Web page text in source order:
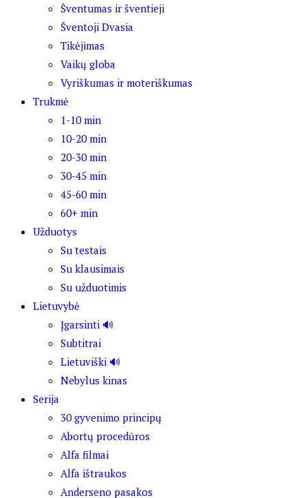
Šventumas ir šventieji
Šventoji Dvasia
Tikėjimas
Vaikų globa
Vyriškumas ir moteriškumas
Trukmė
1-10 min
10-20 min
20-30 min
30-45 min
45-60 min
60+ min
Užduotys
Su testais
Su klausimais
Su užduotimis
Lietuvybė
Įgarsinti 🔊
Subtitrai
Lietuviški 🔊
Nebylus kinas
Serija
30 gyvenimo principų
Abortų procedūros
Alfa filmai
Alfa ištraukos
Anderseno pasakos